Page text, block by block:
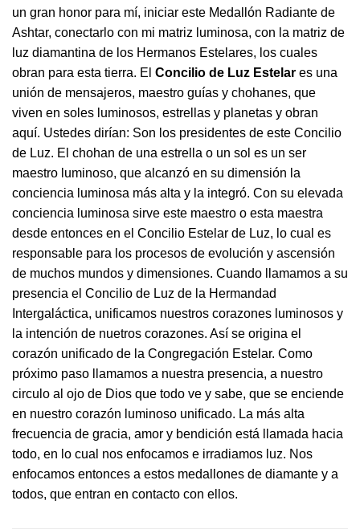
un gran honor para mí, iniciar este Medallón Radiante de
Ashtar, conectarlo con mi matriz luminosa, con la matriz de
luz diamantina de los Hermanos Estelares, los cuales
obran para esta tierra. El Concilio de Luz Estelar es una
unión de mensajeros, maestro guías y chohanes, que
viven en soles luminosos, estrellas y planetas y obran
aquí. Ustedes dirían: Son los presidentes de este Concilio
de Luz. El chohan de una estrella o un sol es un ser
maestro luminoso, que alcanzó en su dimensión la
conciencia luminosa más alta y la integró. Con su elevada
conciencia luminosa sirve este maestro o esta maestra
desde entonces en el Concilio Estelar de Luz, lo cual es
responsable para los procesos de evolución y ascensión
de muchos mundos y dimensiones. Cuando llamamos a su
presencia el Concilio de Luz de la Hermandad
Intergaláctica, unificamos nuestros corazones luminosos y
la intención de nuetros corazones. Así se origina el
corazón unificado de la Congregación Estelar. Como
próximo paso llamamos a nuestra presencia, a nuestro
circulo al ojo de Dios que todo ve y sabe, que se enciende
en nuestro corazón luminoso unificado. La más alta
frecuencia de gracia, amor y bendición está llamada hacia
todo, en lo cual nos enfocamos e irradiamos luz. Nos
enfocamos entonces a estos medallones de diamante y a
todos, que entran en contacto con ellos.